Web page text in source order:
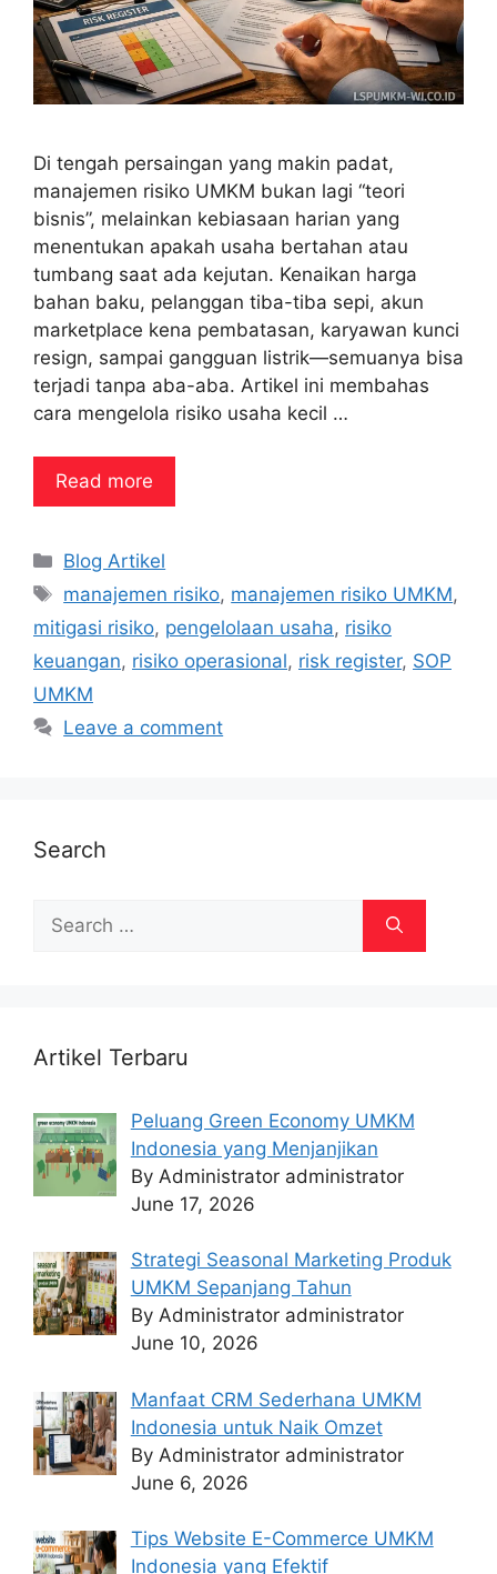
Di tengah persaingan yang makin padat,
manajemen risiko UMKM bukan lagi “teori
bisnis”, melainkan kebiasaan harian yang
menentukan apakah usaha bertahan atau
tumbang saat ada kejutan. Kenaikan harga
bahan baku, pelanggan tiba-tiba sepi, akun
marketplace kena pembatasan, karyawan kunci
resign, sampai gangguan listrik—semuanya bisa
terjadi tanpa aba-aba. Artikel ini membahas
cara mengelola risiko usaha kecil …
Read more
Categories
Blog Artikel
Tags
manajemen risiko, manajemen risiko UMKM,
mitigasi risiko, pengelolaan usaha, risiko
keuangan, risiko operasional, risk register, SOP
UMKM
Leave a comment
Search
for:
Artikel Terbaru
Peluang Green Economy UMKM
Indonesia yang Menjanjikan
By Administrator administrator
June 17, 2026
Strategi Seasonal Marketing Produk
UMKM Sepanjang Tahun
By Administrator administrator
June 10, 2026
Manfaat CRM Sederhana UMKM
Indonesia untuk Naik Omzet
By Administrator administrator
June 6, 2026
Tips Website E-Commerce UMKM
Indonesia yang Efektif